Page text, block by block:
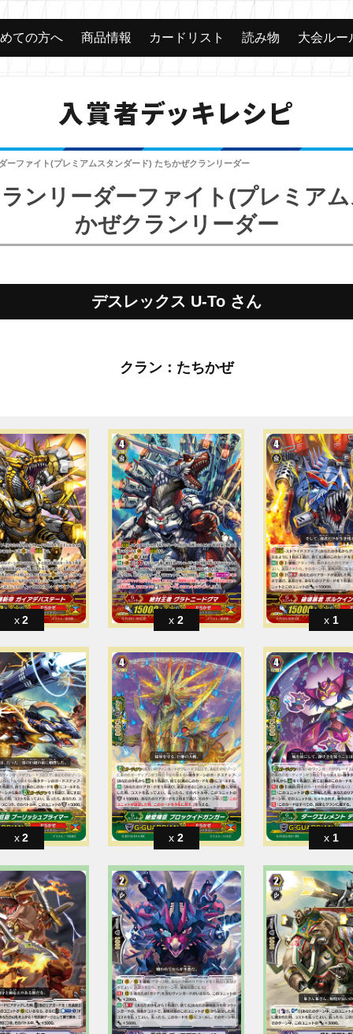
ての方へ 商品情報 カードリスト 読み物 大会ルー
入賞者デッキレシピ
ーファイト(プレミアムスタンダード) たちかぜクランリーダー
ンリーダーファイト(プレミア
かぜクランリーダー
デスレックス U-To さん
クラン：たちかぜ
2 2 1
2 2 1